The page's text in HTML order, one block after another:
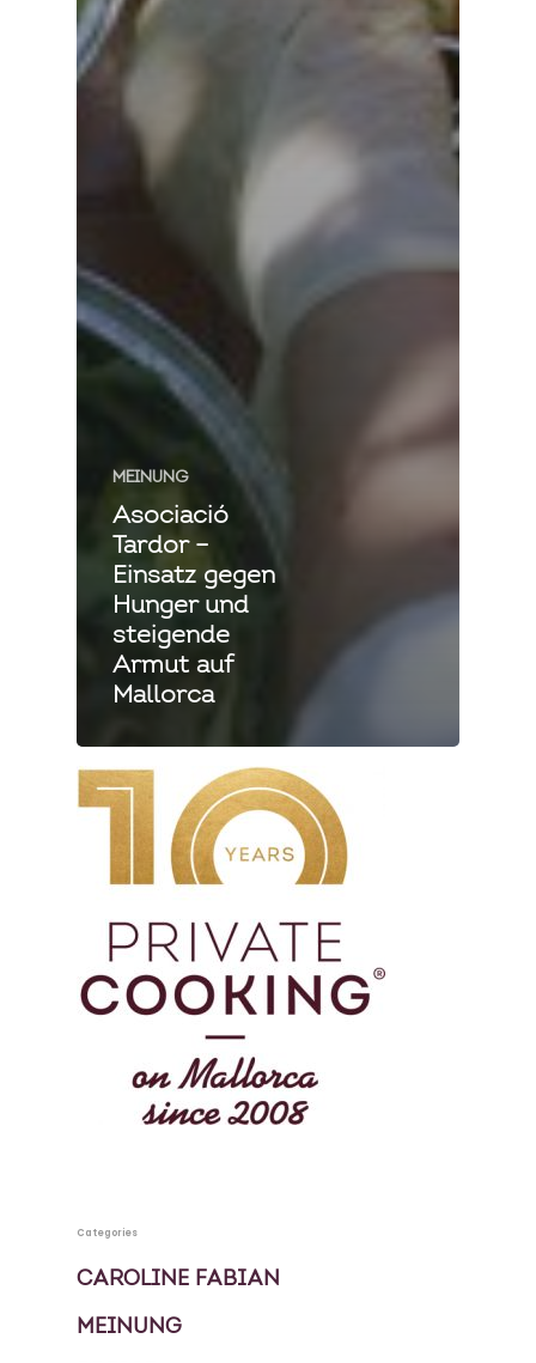
MEINUNG
Asociació
Tardor –
Einsatz gegen
Hunger und
steigende
Armut auf
Mallorca
Categories
CAROLINE FABIAN
MEINUNG
Private Cooking
Mallorca
KOCHBUCH